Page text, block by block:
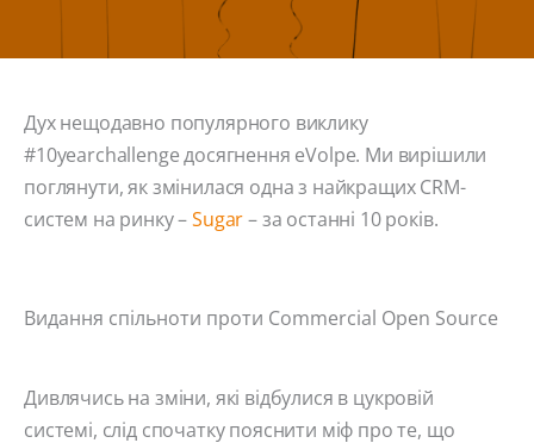
Дух нещодавно популярного виклику
#10yearchallenge досягнення eVolpe. Ми вирішили
поглянути, як змінилася одна з найкращих CRM-
систем на ринку –Sugar– за останні 10 років.
Видання спільноти проти Commercial Open Source
Дивлячись на зміни, які відбулися в цукровій
системі, слід спочатку пояснити міф про те, що